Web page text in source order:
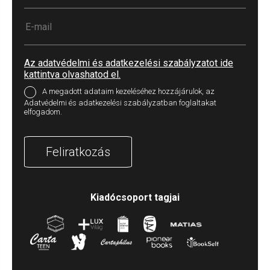
Az adatvédelmi és adatkezelési szabályzatot ide
kattintva olvashatod el.
A megadott adataim kezeléséhez hozzájárulok, az
Adatvédelmi és adatkezelési szabályzatban foglaltakat
elfogadom.
Feliratkozás
Kiadócsoport tagjai